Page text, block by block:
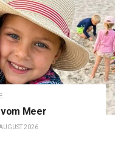
Meer
2026